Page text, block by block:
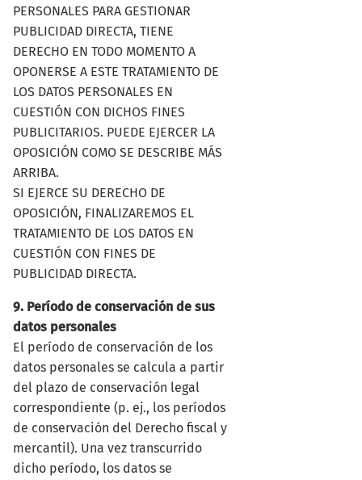
PERSONALES PARA GESTIONAR
PUBLICIDAD DIRECTA, TIENE
DERECHO EN TODO MOMENTO A
OPONERSE A ESTE TRATAMIENTO DE
LOS DATOS PERSONALES EN
CUESTIÓN CON DICHOS FINES
PUBLICITARIOS. PUEDE EJERCER LA
OPOSICIÓN COMO SE DESCRIBE MÁS
ARRIBA.
SI EJERCE SU DERECHO DE
OPOSICIÓN, FINALIZAREMOS EL
TRATAMIENTO DE LOS DATOS EN
CUESTIÓN CON FINES DE
PUBLICIDAD DIRECTA.
9. Período de conservación de sus
datos personales
El período de conservación de los
datos personales se calcula a partir
del plazo de conservación legal
correspondiente (p. ej., los períodos
de conservación del Derecho fiscal y
mercantil). Una vez transcurrido
dicho período, los datos se